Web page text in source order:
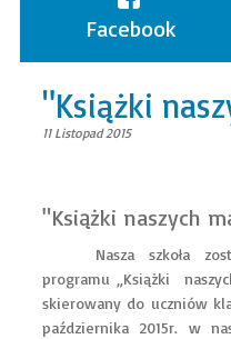
Facebook
"Książki
11 Listopad 2015
"Książki naszych
Nasza szkoła
programu „Książki
skierowany do uczniów
października 2015r. w